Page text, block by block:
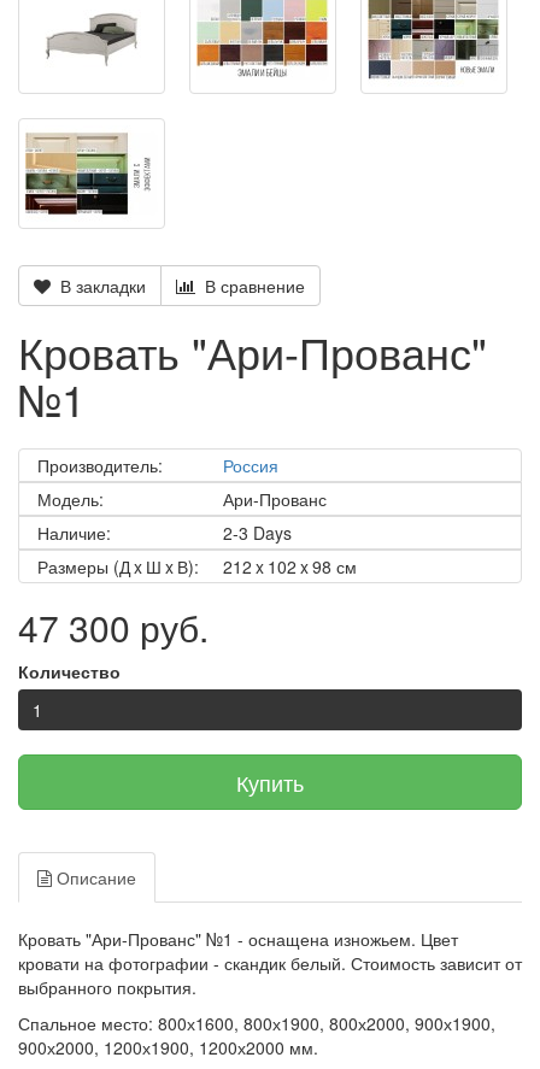
В закладки В сравнение
Кровать "Ари-Прованс"
№1
Производитель:
Россия
Модель:
Ари-Прованс
Наличие:
2-3 Days
Размеры (Д x Ш x В):
212 x 102 x 98 см
47 300 руб.
Количество
Купить
Описание
Кровать "Ари-Прованс" №1 - оснащена изножьем. Цвет
кровати на фотографии - скандик белый. Стоимость зависит от
выбранного покрытия.
Спальное место: 800х1600, 800х1900, 800х2000, 900х1900,
900х2000, 1200х1900, 1200х2000 мм.